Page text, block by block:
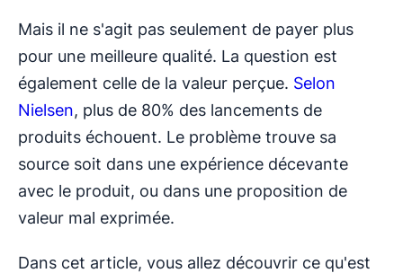
Mais il ne s'agit pas seulement de payer plus
pour une meilleure qualité. La question est
également celle de la valeur perçue. Selon
Nielsen, plus de 80% des lancements de
produits échouent. Le problème trouve sa
source soit dans une expérience décevante
avec le produit, ou dans une proposition de
valeur mal exprimée.
Dans cet article, vous allez découvrir ce qu'est